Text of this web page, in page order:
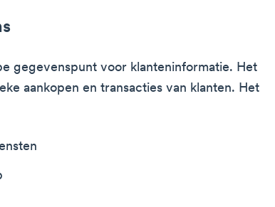
gegevenspunt voor klanteninformatie. Het
aankopen en transacties van klanten. Het